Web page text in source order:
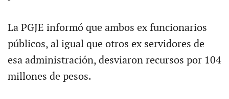
La PGJE informó que ambos ex funcionarios
públicos, al igual que otros ex servidores de
esa administración, desviaron recursos por 104
millones de pesos.